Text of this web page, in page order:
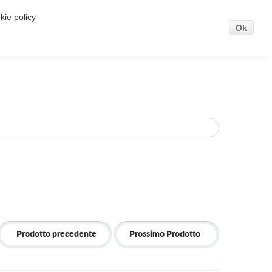
Prodotto precedente Prossimo Prodotto
policy. Se vuoi saperne di più o negare il consenso
Ok